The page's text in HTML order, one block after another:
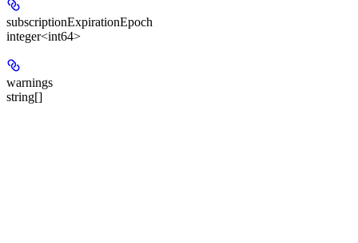
subscriptionExpirationEpoch
integer<int64>
warnings
string[]